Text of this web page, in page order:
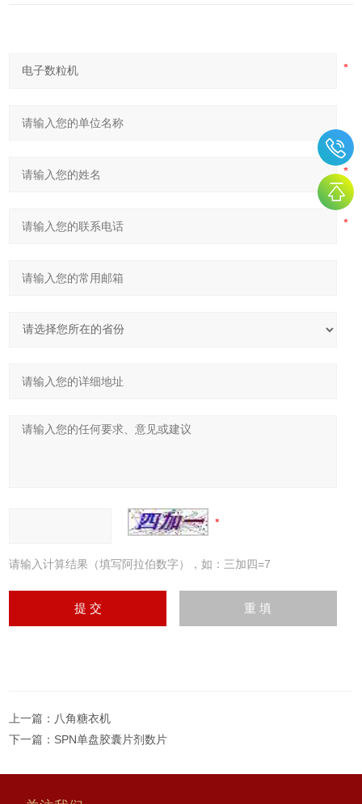
请输入计算结果（填写阿拉伯数字），如：三加四=7
上一篇： 八角糖衣机
下一篇： SPN单盘胶囊片剂数片